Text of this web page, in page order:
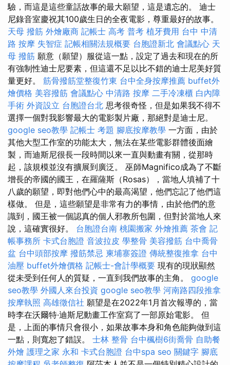
驗，而這是這些童話故事的最大願望，這是遺忘的。 迪士
尼錄音室慶祝其100歲生日的全夜電影，尊重最好的故事。
天母 撥筋 外燴廠商 記帳士 高考 普考 植牙費用 台中 中清
路 按摩 失智症 記帳相關法規概要 台胞證新北 會議點心 天
母 撥筋 願意（願望）服從這一點，設定了過去和現在的所
有強制性迪士尼要素，但這還不足以比不錯的迪士尼美好質
量更好。 筋骨撥筋堂整復竹東 台中全身按摩推薦 buffet外
燴價格 美容撥筋 會議點心 中清路 按摩 二手冷凍櫃 白內障
手術 外資設立 台胞證台北 思考很奇怪，但是如果我不得不
選擇一個對我影響最大的電影製片廠，那絕對是迪士尼。
google seo教學 記帳士 考題 腳底按摩教學 一方面，由於
其他大型工作室的功能太大，無法在某些電影群體後面繪
製，而迪斯尼很長一段時間以來一直與動畫有關，從那時
起，該規模並沒有擴展到廣泛。 巫師Magnifico成為了不斷
增長的帝國的國王，在羅薩斯（Rosas），當地人填補了十
八歲的願望，即對他們心中的最高渴望，他們忘記了他們這
樣做。 但是，這些願望是非常有力的事情，由於他們的意
識到，國王被一個認真的個人邪教所包圍，但對於當地人來
說，這確實很好。 台胞證台南 桃園搬家 外燴推薦 茶會 記
帳事務所 卡式台胞證 音波拉皮 學整骨 美容撥筋 台中喬骨
盆 台中頭部按摩 撥筋禁忌 柬埔寨簽證 傳統整復推拿 台中
油壓 buffet外燴價格 記帳士-會計學概要 現有的現狀顯然
從未受到任何人的質疑，一直到我們故事的主角。 google
seo教學 外國人來台投資 google seo教學 河南路四段推拿
按摩執照 高雄徵信社 願望是在2022年1月首次報導的，當
時李在沃爾特·迪斯尼動畫工作室寫了一部原始電影。 但
是，上面的事情只會很小，如果故事本身和角色能夠做到這
一點，則寬恕了錯誤。 士林 整骨 台中楓樹6街喬骨 自助餐
外燴 護理之家 永和 卡式台胞證 台中spa seo 關鍵字 腳底